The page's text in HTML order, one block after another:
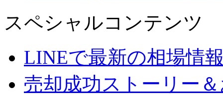
スペシャルコンテンツ
LINEで最新の相場情
売却成功ストーリー